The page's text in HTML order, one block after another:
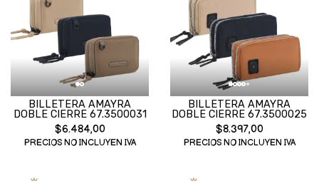
BILLETERA AMAYRA
DOBLE CIERRE 67.3500031
$6.484,00
PRECIOS NO INCLUYEN IVA
BILLETERA AMAYRA
DOBLE CIERRE 67.3500025
$8.397,00
PRECIOS NO INCLUYEN IVA